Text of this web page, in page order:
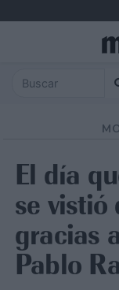
El día
se vistió
gracias
Pablo